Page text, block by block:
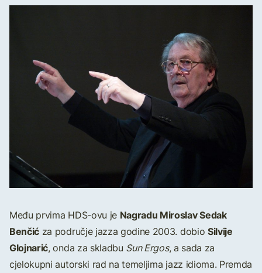
Među prvima HDS-ovu je Nagradu Miroslav Sedak
Benčić za područje jazza godine 2003. dobio Silvije
Glojnarić, onda za skladbu Sun Ergos, a sada za
cjelokupni autorski rad na temeljima jazz idioma. Premda